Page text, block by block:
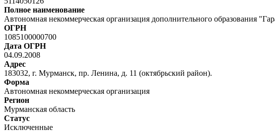
Полное наименование
Автономная некоммерческая организация дополнительного образования
ОГРН
1085100000700
Дата ОГРН
04.09.2008
Адрес
183032, г. Мурманск, пр. Ленина, д. 11 (октябрьский район).
Форма
Автономная некоммерческая организация
Регион
Мурманская область
Статус
Исключенные